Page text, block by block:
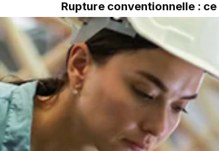
Rupture conventionnelle :